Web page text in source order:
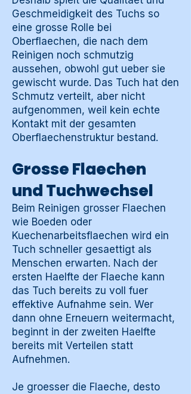
Geschmeidigkeit des Tuchs so
eine grosse Rolle bei
Oberflaechen, die nach dem
Reinigen noch schmutzig
aussehen, obwohl gut ueber sie
gewischt wurde. Das Tuch hat den
Schmutz verteilt, aber nicht
aufgenommen, weil kein echte
Kontakt mit der gesamten
Oberflaechenstruktur bestand.
Grosse Flaechen
und Tuchwechsel
Beim Reinigen grosser Flaechen
wie Boeden oder
Kuechenarbeitsflaechen wird ein
Tuch schneller gesaettigt als
Menschen erwarten. Nach der
ersten Haelfte der Flaeche kann
das Tuch bereits zu voll fuer
effektive Aufnahme sein. Wer
dann ohne Erneuern weitermacht,
beginnt in der zweiten Haelfte
bereits mit Verteilen statt
Aufnehmen.
Je groesser die Flaeche, desto